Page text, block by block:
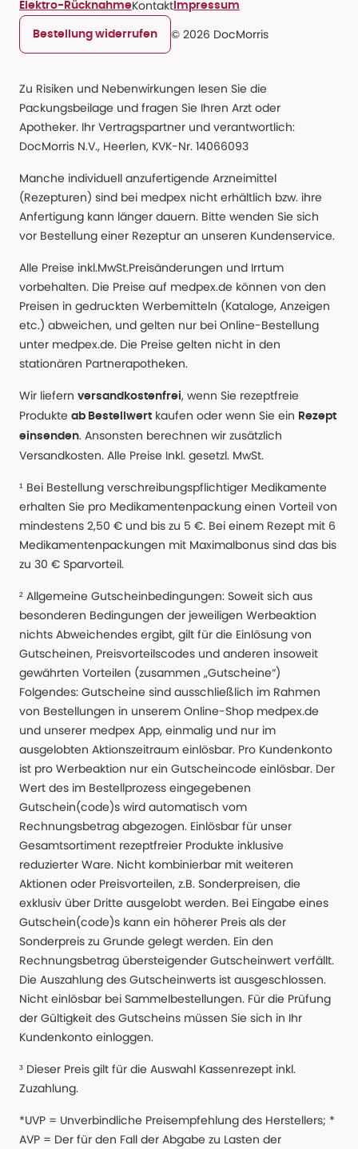
Elektro-RücknahmeKontakt Impressum
Bestellung widerrufen © 2026 DocMorris
Zu Risiken und Nebenwirkungen lesen Sie die
Packungsbeilage und fragen Sie Ihren Arzt oder
Apotheker. Ihr Vertragspartner und verantwortlich:
DocMorris N.V., Heerlen, KVK-Nr. 14066093
Manche individuell anzufertigende Arzneimittel
(Rezepturen) sind bei medpex nicht erhältlich bzw. ihre
Anfertigung kann länger dauern. Bitte wenden Sie sich
vor Bestellung einer Rezeptur an unseren Kundenservice.
Alle Preise inkl.MwSt.Preisänderungen und Irrtum
vorbehalten. Die Preise auf medpex.de können von den
Preisen in gedruckten Werbemitteln (Kataloge, Anzeigen
etc.) abweichen, und gelten nur bei Online-Bestellung
unter medpex.de. Die Preise gelten nicht in den
stationären Partnerapotheken.
Wir liefern versandkostenfrei, wenn Sie rezeptfreie
Produkte ab Bestellwert kaufen oder wenn Sie ein Rezept
einsenden. Ansonsten berechnen wir zusätzlich
Versandkosten. Alle Preise Inkl. gesetzl. MwSt.
¹ Bei Bestellung verschreibungspflichtiger Medikamente
erhalten Sie pro Medikamentenpackung einen Vorteil von
mindestens 2,50 € und bis zu 5 €. Bei einem Rezept mit 6
Medikamentenpackungen mit Maximalbonus sind das bis
zu 30 € Sparvorteil.
² Allgemeine Gutscheinbedingungen: Soweit sich aus
besonderen Bedingungen der jeweiligen Werbeaktion
nichts Abweichendes ergibt, gilt für die Einlösung von
Gutscheinen, Preisvorteilscodes und anderen insoweit
gewährten Vorteilen (zusammen „Gutscheine“)
Folgendes: Gutscheine sind ausschließlich im Rahmen
von Bestellungen in unserem Online-Shop medpex.de
und unserer medpex App, einmalig und nur im
ausgelobten Aktionszeitraum einlösbar. Pro Kundenkonto
ist pro Werbeaktion nur ein Gutscheincode einlösbar. Der
Wert des im Bestellprozess eingegebenen
Gutschein(code)s wird automatisch vom
Rechnungsbetrag abgezogen. Einlösbar für unser
Gesamtsortiment rezeptfreier Produkte inklusive
reduzierter Ware. Nicht kombinierbar mit weiteren
Aktionen oder Preisvorteilen, z.B. Sonderpreisen, die
exklusiv über Dritte ausgelobt werden. Bei Eingabe eines
Gutschein(code)s kann ein höherer Preis als der
Sonderpreis zu Grunde gelegt werden. Ein den
Rechnungsbetrag übersteigender Gutscheinwert verfällt.
Die Auszahlung des Gutscheinwerts ist ausgeschlossen.
Nicht einlösbar bei Sammelbestellungen. Für die Prüfung
der Gültigkeit des Gutscheins müssen Sie sich in Ihr
Kundenkonto einloggen.
³ Dieser Preis gilt für die Auswahl Kassenrezept inkl.
Zuzahlung.
*UVP = Unverbindliche Preisempfehlung des Herstellers; *
AVP = Der für den Fall der Abgabe zu Lasten der